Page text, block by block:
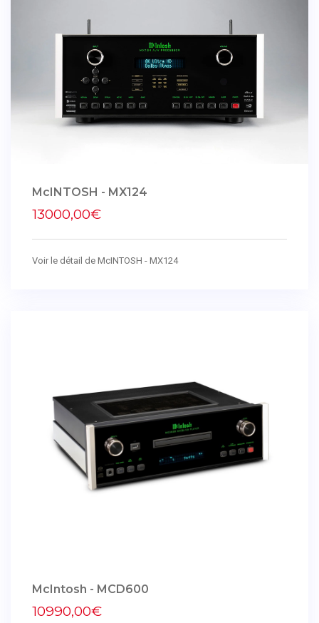
McINTOSH - MX124
13000,00€
Voir le détail de McINTOSH - MX124
McIntosh - MCD600
10990,00€